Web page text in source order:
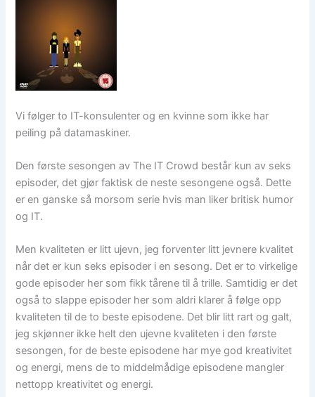
Vi følger to IT-konsulenter og en kvinne som ikke har
peiling på datamaskiner.
Den første sesongen av The IT Crowd består kun av seks
episoder, det gjør faktisk de neste sesongene også. Dette
er en ganske så morsom serie hvis man liker britisk humor
og IT.
Men kvaliteten er litt ujevn, jeg forventer litt jevnere kvalitet
når det er kun seks episoder i en sesong. Det er to virkelige
gode episoder her som fikk tårene til å trille. Samtidig er det
også to slappe episoder her som aldri klarer å følge opp
kvaliteten til de to beste episodene. Det blir litt rart og galt,
jeg skjønner ikke helt den ujevne kvaliteten i den første
sesongen, for de beste episodene har mye god kreativitet
og energi, mens de to middelmådige episodene mangler
nettopp kreativitet og energi.